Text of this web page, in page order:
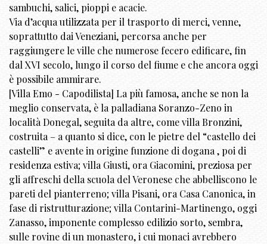
sambuchi, salici, pioppi e acacie.
Via d’acqua utilizzata per il trasporto di merci, venne,
soprattutto dai Veneziani, percorsa anche per
raggiungere le ville che numerose fecero edificare, fin
dal XVI secolo, lungo il corso del fiume e che ancora oggi
è possibile ammirare.
[Villa Emo - Capodilista] La più famosa, anche se non la
meglio conservata, è la palladiana Soranzo-Zeno in
località Donegal, seguita da altre, come villa Bronzini,
costruita – a quanto si dice, con le pietre del “castello dei
castelli” e avente in origine funzione di dogana , poi di
residenza estiva; villa Giusti, ora Giacomini, preziosa per
gli affreschi della scuola del Veronese che abbelliscono le
pareti del pianterreno; villa Pisani, ora Casa Canonica, in
fase di ristrutturazione; villa Contarini-Martinengo, oggi
Zanasso, imponente complesso edilizio sorto, sembra,
sulle rovine di un monastero, i cui monaci avrebbero